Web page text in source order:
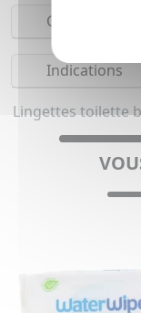
Composition
Indications
Lingettes toilette